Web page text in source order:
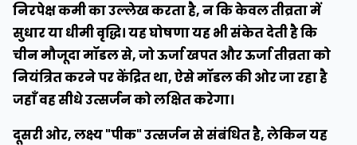
निरपेक्ष कमी का उल्लेख करता है, न कि केवल तीव्रता में
सुधार या धीमी वृद्धि। यह घोषणा यह भी संकेत देती है कि
चीन मौजूदा मॉडल से, जो ऊर्जा खपत और ऊर्जा तीव्रता को
नियंत्रित करने पर केंद्रित था, ऐसे मॉडल की ओर जा रहा है
जहाँ वह सीधे उत्सर्जन को लक्षित करेगा।
दूसरी ओर, लक्ष्य "पीक" उत्सर्जन से संबंधित है, लेकिन यह